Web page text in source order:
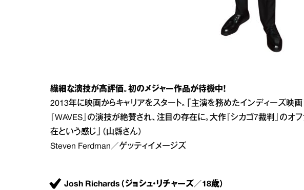
繊細な演技が高評価。初のメジャー作品が待機中！
2013年に映画からキャリアをスタート。「主演を務めたインディーズ映画
『WAVES』の演技が絶賛され、注目の存在に。大作『シカゴ7裁判』の
在という感じ」（山縣さん）
Steven Ferdman／ゲッティイメージズ
Josh Richards（ジョシュ・リチャーズ／18歳）